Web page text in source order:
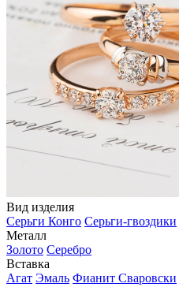
Вид изделия
Серьги Конго Серьги-гвоздики
Металл
Золото Серебро
Вставка
Агат Эмаль Фианит Сваровски